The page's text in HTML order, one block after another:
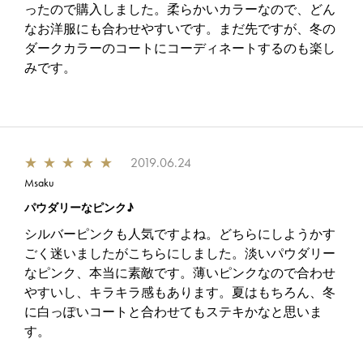
ったので購入しました。柔らかいカラーなので、どん
なお洋服にも合わせやすいです。まだ先ですが、冬の
ダークカラーのコートにコーディネートするのも楽し
みです。
★ ★ ★ ★ ★ 2019.06.24
Msaku
パウダリーなピンク♪
シルバーピンクも人気ですよね。どちらにしようかす
ごく迷いましたがこちらにしました。淡いパウダリー
なピンク、本当に素敵です。薄いピンクなので合わせ
やすいし、キラキラ感もあります。夏はもちろん、冬
に白っぽいコートと合わせてもステキかなと思いま
す。